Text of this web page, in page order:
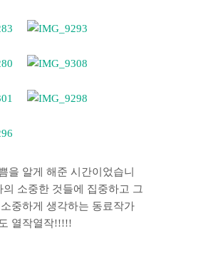
을 알게 해준 시간이었습니
의 소중한 것들에 집중하고 그
중하게 생각하는 동료작가
열작열작!!!!!